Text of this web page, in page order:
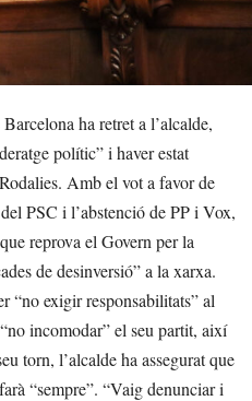
ha retret a l’alcalde,
polític” i haver estat
Amb el vot a favor de
PSC i l’abstenció de PP i Vox,
reprova el Govern per la
de desinversió” a la xarxa.
“no exigir responsabilitats” al
incomodar” el seu partit, així
torn, l’alcalde ha assegurat que
“sempre”. “Vaig denunciar i